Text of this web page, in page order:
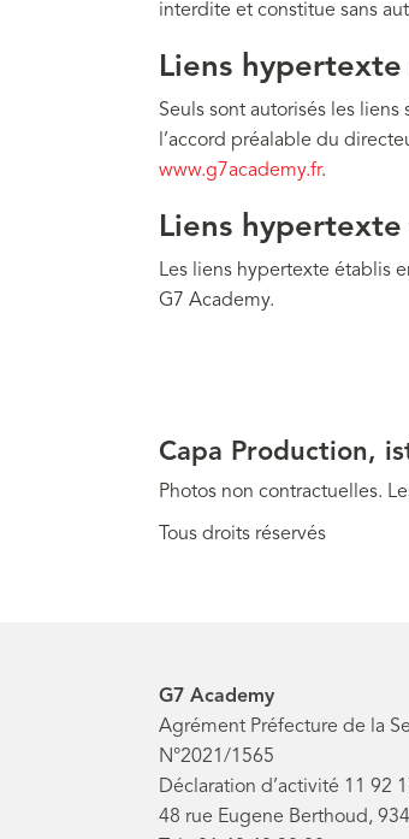
interdite et constitue sans
Liens
Seuls sont autorisés les
l’accord préalable du
www.g7academy.fr.
Liens
Les liens hypertexte établis
G7 Academy.
Capa Production,
Photos non contractuelles.
Tous droits réservés
G7 Academy
Agrément Préfecture de la
N°2021/1565
Déclaration d’activité 11 92
48 rue Eugene Berthoud,